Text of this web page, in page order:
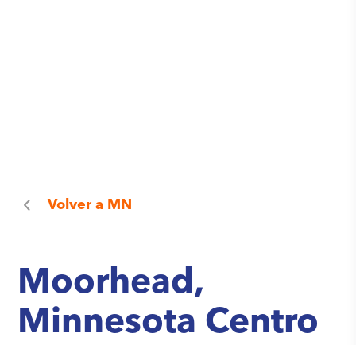
Volver a MN
Moorhead,
Minnesota Centro